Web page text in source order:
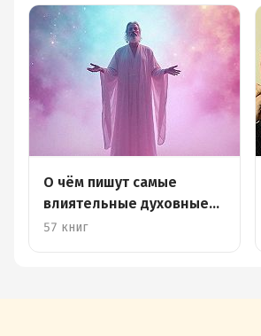
О чём пишут самые
влиятельные духовные
лидеры
57 книг